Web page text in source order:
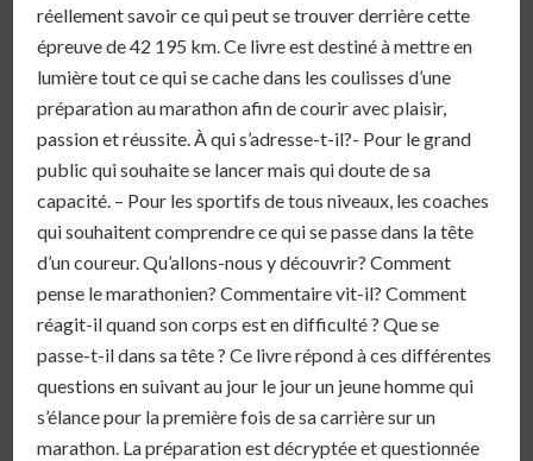
réellement savoir ce qui peut se trouver derrière cette
épreuve de 42 195 km. Ce livre est destiné à mettre en
lumière tout ce qui se cache dans les coulisses d’une
préparation au marathon afin de courir avec plaisir,
passion et réussite. À qui s’adresse-t-il?- Pour le grand
public qui souhaite se lancer mais qui doute de sa
capacité. – Pour les sportifs de tous niveaux, les coaches
qui souhaitent comprendre ce qui se passe dans la tête
d’un coureur. Qu’allons-nous y découvrir? Comment
pense le marathonien? Commentaire vit-il? Comment
réagit-il quand son corps est en difficulté ? Que se
passe-t-il dans sa tête ? Ce livre répond à ces différentes
questions en suivant au jour le jour un jeune homme qui
s’élance pour la première fois de sa carrière sur un
marathon. La préparation est décryptée et questionnée